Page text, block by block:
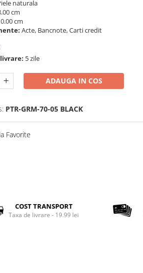
naturala
cm
cm
Acte, Bancnote, Carti credit
5 zile
ADAUGA IN COS
PTR-GRM-70-05 BLACK
Favorite
COST TRANSPORT
Taxa de livrare - 19.99 lei